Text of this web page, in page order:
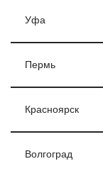
Уфа
Пермь
Красноярск
Волгоград